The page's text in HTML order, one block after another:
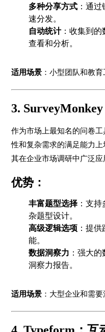
多种分享方式 ：通
速分发。
自动统计：收集到的
查看和分析。
适用场景 ：小型团队和教
3.
作为市场上最知名的问卷
性和复杂需求的满足能力
其在企业市场调研中广泛应
优势：
丰富题型选择 ：支
杂题型设计。
高级逻辑选项 ：提
能。
数据洞察力 ：强大
洞察力报告。
适用场景 ：大型企业和需